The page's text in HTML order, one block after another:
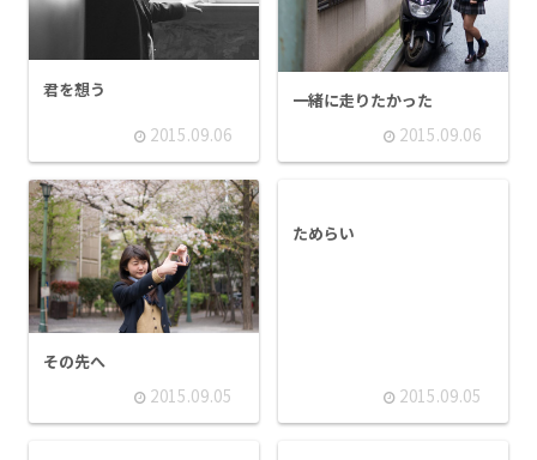
君を想う
2015.09.06
一緒に走りたかった
2015.09.06
その先へ
2015.09.05
ためらい
2015.09.05